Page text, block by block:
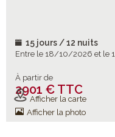
15 jours / 12 nuits
Entre le 18/10/2026 et le
À partir de
2901 € TTC
Afficher la carte
Afficher la photo